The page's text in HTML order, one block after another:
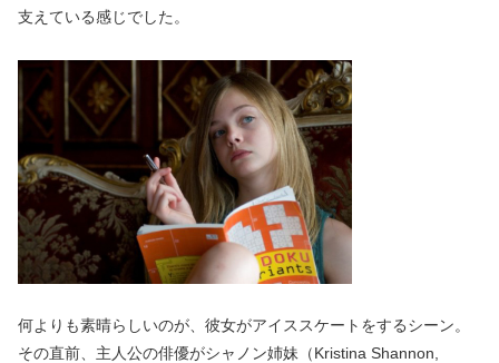
支えている感じでした。
何よりも素晴らしいのが、彼女がアイススケートをするシーン。
その直前、主人公の俳優がシャノン姉妹（Kristina Shannon,